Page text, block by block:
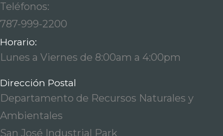
Teléfonos:
787-999-2200
Horario:
Lunes a Viernes de 8:00am a 4:00pm
Dirección Postal
Departamento de Recursos Naturales y
Ambientales
San José Industrial Park